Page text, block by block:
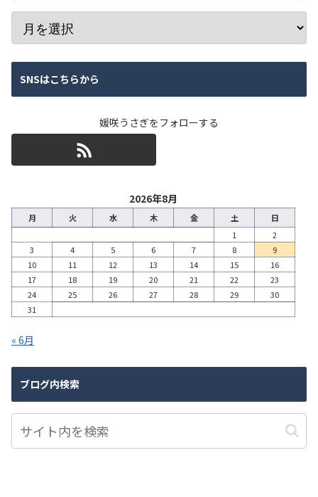
SNSはこちらから
媛咲うさぎをフォローする
2026年8月
月 火 水 木 金 土
日
1
2
3
4 5 6 7 8
9
10
11 12 13 14 15
16
17
18 19 20 21 22
23
24
25 26 27 28 29
30
31
« 6月
ブログ内検索